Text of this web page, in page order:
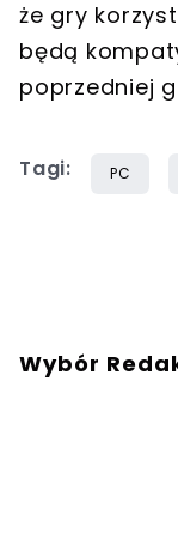
że gry
będą
poprzedniej
Tagi: PC
Wybór